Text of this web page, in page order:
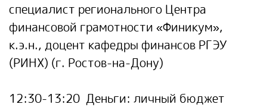
специалист регионального Центра
финансовой грамотности «Финикум»,
к.э.н., доцент кафедры финансов РГЭУ
(РИНХ) (г. Ростов-на-Дону)
12:30-13:20 Деньги: личный бюджет